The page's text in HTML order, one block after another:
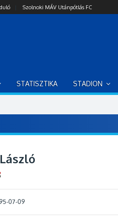
| Szolnoki MÁV Utánpótlás FC
STATISZTIKA STADION
07-09